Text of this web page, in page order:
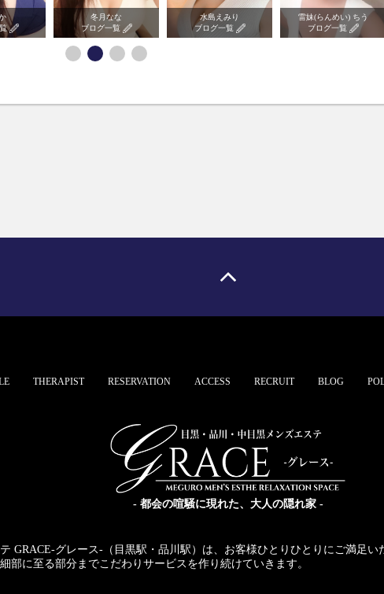
冬月なな
ブログ一覧
水島えみり
ブログ一覧
雷妹(らんめい) ちう
ブログ一覧
THERAPIST RESERVATION ACCESS RECRUIT BLOG
- 都会の喧騒に現れた、大人の隠れ家 -
GRACE-グレース-（目黒駅・品川駅）は、お客様ひとりひとりにご満足い
部に至る部分までこだわりサービスを作り続けていきます。